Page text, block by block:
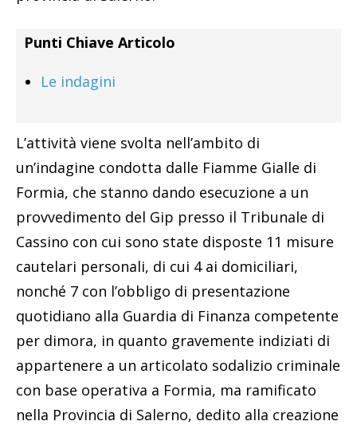
Punti Chiave Articolo
Le indagini
L’attività viene svolta nell’ambito di
un’indagine condotta dalle Fiamme Gialle di
Formia, che stanno dando esecuzione a un
provvedimento del Gip presso il Tribunale di
Cassino con cui sono state disposte 11 misure
cautelari personali, di cui 4 ai domiciliari,
nonché 7 con l’obbligo di presentazione
quotidiano alla Guardia di Finanza competente
per dimora, in quanto gravemente indiziati di
appartenere a un articolato sodalizio criminale
con base operativa a Formia, ma ramificato
nella Provincia di Salerno, dedito alla creazione